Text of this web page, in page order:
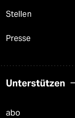
Stellen
Presse
Unterstützen
abo